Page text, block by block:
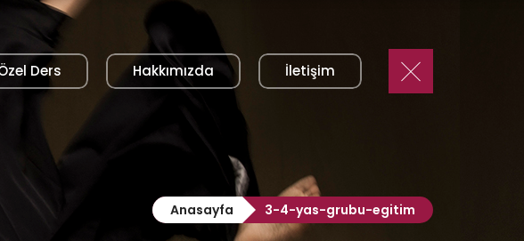
Ders Hakkımızda İletişim
Anasayfa 3-4-yas-grubu-egitim